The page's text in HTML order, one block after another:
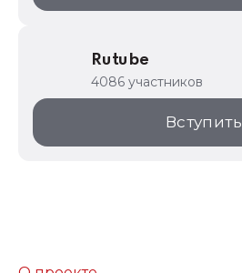
Rutube
4086 участников
Вступить